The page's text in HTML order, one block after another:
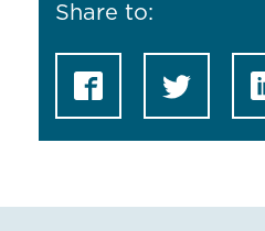
Share to: